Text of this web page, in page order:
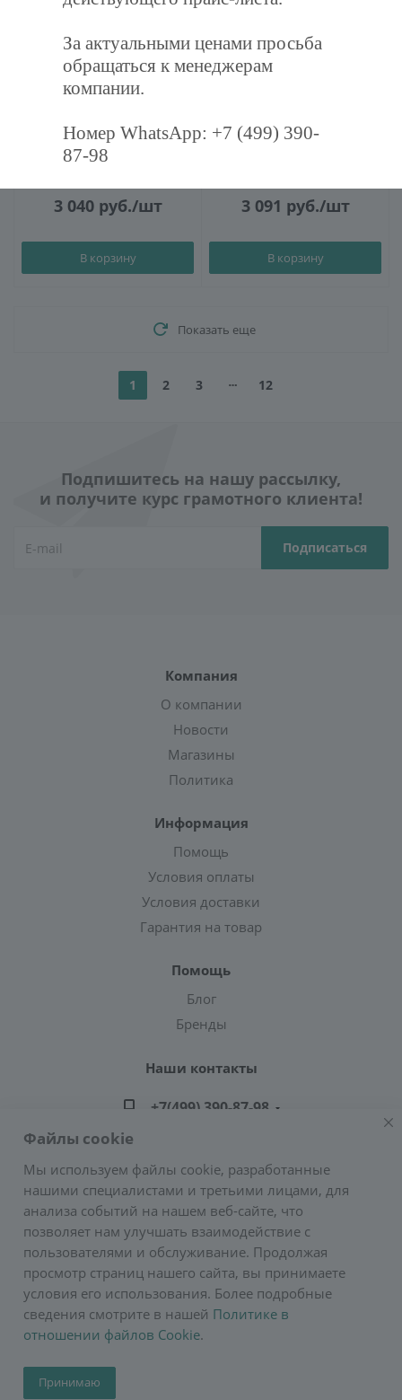
Воздушный клапан серии
ZSK 250
3 040руб./шт
В корзину
Фильтр для круглого канала
3 091 руб./шт
В корзину
Показать еще
1 2 3 12
Подпишитесь на нашу рассылку,
и получите курс грамотного клиента!
Компания
О компании
Новости
Магазины
Политика
Информация
Помощь
Условия оплаты
Условия доставки
Гарантия на товар
Помощь
Блог
Бренды
Наши контакты
+7(499) 390-87-98
Адрес: г. Москва, ул. Подольских Курсантов,
д.3, стр.2 (метро Пражская)
E-mail:zakaz@greencond.ru
За актуальными ценами просьба
обращаться к менеджерам
компании.
Номер WhatsApp: +7 (499) 390-
87-98
Файлы cookie
Мы используем файлы cookie, разработанные
нашими специалистами и третьими лицами, для
анализа событий на нашем веб-сайте, что
позволяет нам улучшать взаимодействие с
пользователями и обслуживание. Продолжая
просмотр страниц нашего сайта, вы принимаете
условия его использования. Более подробные
сведения смотрите в нашей Политике в
отношении файлов Cookie.
Принимаю